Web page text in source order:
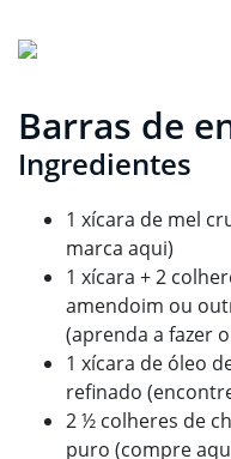
Barras de
Ingredientes
1 xícara de mel
marca aqui)
1 xícara + 2
amendoim ou
(aprenda a fazer
1 xícara de óleo
refinado
2 ½ colheres de
puro (compre